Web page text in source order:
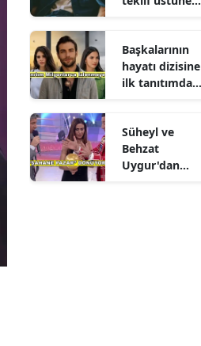
Başkalarının
hayatı dizisine
ilk tanıtımdan
Süheyl ve
Behzat
Uygur'dan